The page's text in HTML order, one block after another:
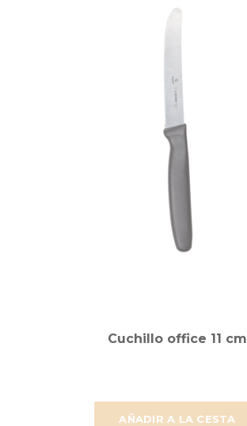
AÑADIR A LA CESTA
Cuchillo office 11 cm